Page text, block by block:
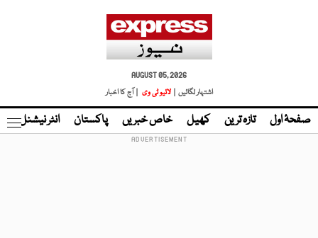
AUGUST 05, 2026
اشتہار لگائیں |
لائیو ٹی وی | آج کا اخبار
صفحۂ اول تازہ ترین کھیل خاص خبریں پاکستان انٹر نیشنل